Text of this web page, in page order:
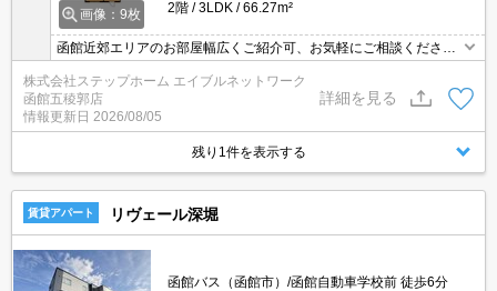
画像：9枚
2階
3LDK 66.27m²
函館近郊エリアのお部屋幅広くご紹介可、お気軽にご相談くださ
い ペットと暮らせる物件♪エアコン・追い焚き機能など設備充実し
ています★インターネット無料◎
株式会社ステップホーム エイブルネットワーク
函館五稜郭店
情報更新日 2026/08/05
詳細を見る
残り1件を表示する
賃貸アパート リヴェール深堀
函館バス（函館市）/函館自動車学校前 徒歩6分